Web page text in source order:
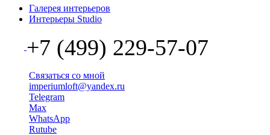
Галерея интерьеров
Интерьеры Studio
+7 (499) 229-57-07
Связаться со мной
imperiumloft@yandex.ru
Telegram
Max
WhatsApp
Rutube